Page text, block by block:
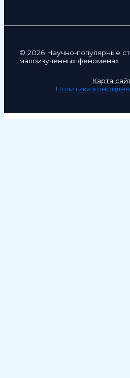
© 2026 Научно-популярные
малоизученных феноменах
Карта
Политика